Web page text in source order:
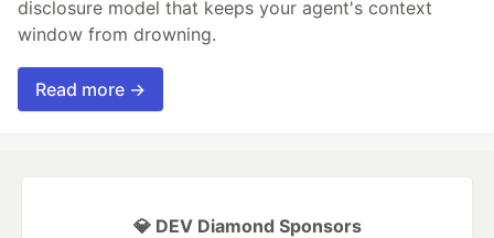
disclosure model that keeps your agent's context
window from drowning.
Read more →
💎 DEV Diamond Sponsors